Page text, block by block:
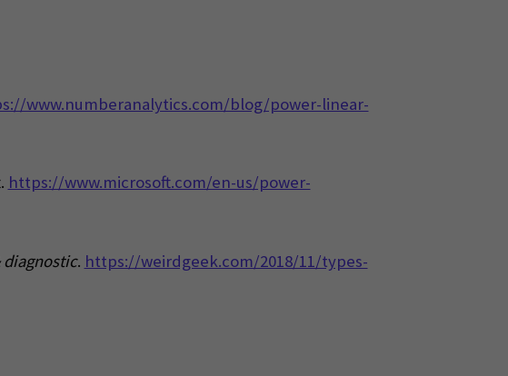
www.numberanalytics.com/blog/power-linear-
https://www.microsoft.com/en-us/power-
diagnostic. https://weirdgeek.com/2018/11/types-